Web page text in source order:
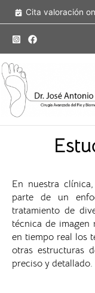
Cita valoración
En nuestra
parte de un
tratamiento de
técnica de imagen
en tiempo real los
otras estructuras
preciso y detallado.